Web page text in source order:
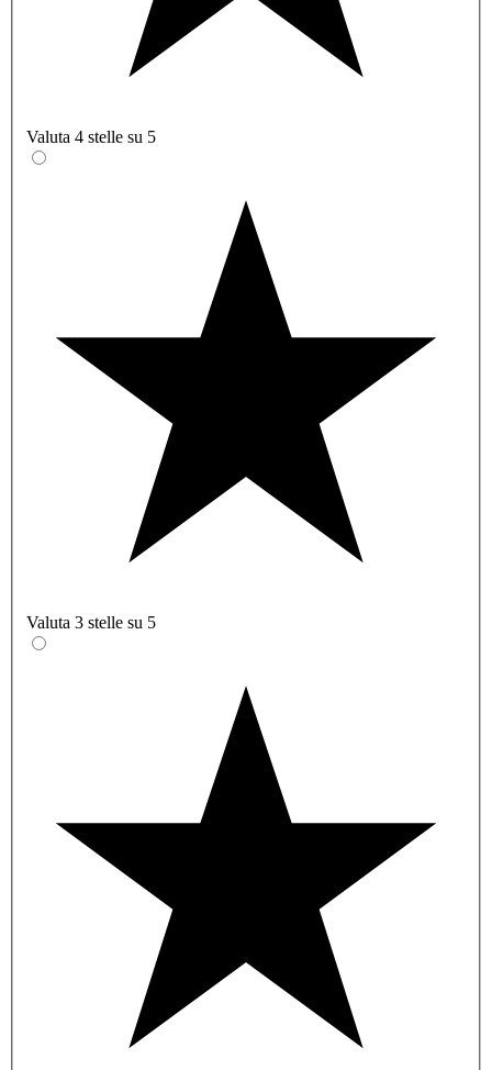
Valuta 4 stelle su 5
Valuta 3 stelle su 5